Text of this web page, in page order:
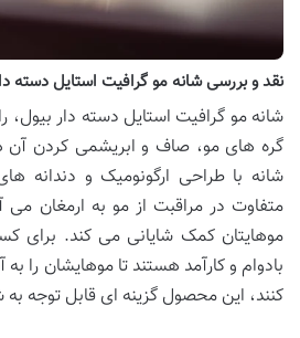
نقد و بررسی شانه مو گرافیت استایل دسته
شانه مو گرافیت استایل دسته دار بیول،
گره های مو، صاف و ابریشمی کردن
شانه با طراحی ارگونومیک و دندانه
متفاوت در مراقبت از مو به ارمغان می
موهایتان کمک شایانی می کند. برای
بادوام و کارآمد هستند تا موهایشان را
کنند، این محصول گزینه ای قابل توجه